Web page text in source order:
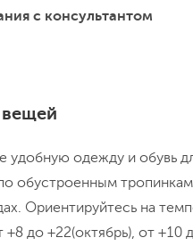
с консультантом
удобную одежду и обувь
обустроенным тропинкам
Ориентируйтесь на
+8 до +22(октябрь), от +10